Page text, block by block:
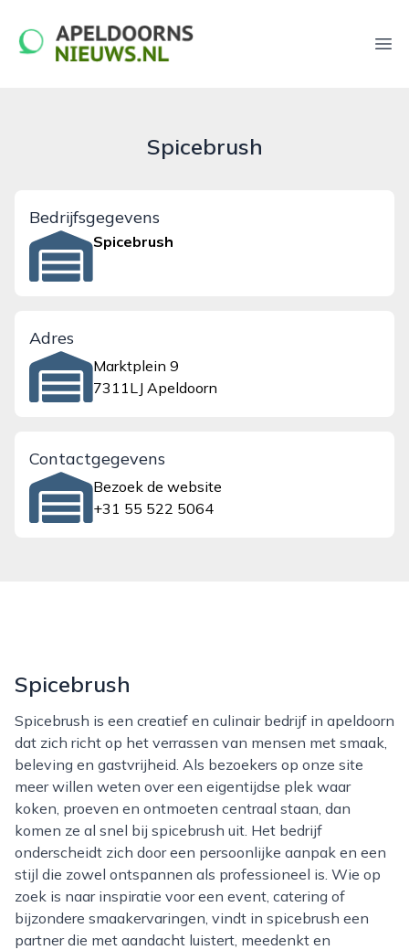
apeldoornsnieuws.nl
Spicebrush
Bedrijfsgegevens
Spicebrush
Adres
Marktplein 9
7311LJ Apeldoorn
Contactgegevens
Bezoek de website
+31 55 522 5064
Spicebrush
Spicebrush is een creatief en culinair bedrijf in apeldoorn
dat zich richt op het verrassen van mensen met smaak,
beleving en gastvrijheid. Als bezoekers op onze site
meer willen weten over een eigentijdse plek waar
koken, proeven en ontmoeten centraal staan, dan
komen ze al snel bij spicebrush uit. Het bedrijf
onderscheidt zich door een persoonlijke aanpak en een
stijl die zowel ontspannen als professioneel is. Wie op
zoek is naar inspiratie voor een event, catering of
bijzondere smaakervaringen, vindt in spicebrush een
partner die met aandacht luistert, meedenkt en